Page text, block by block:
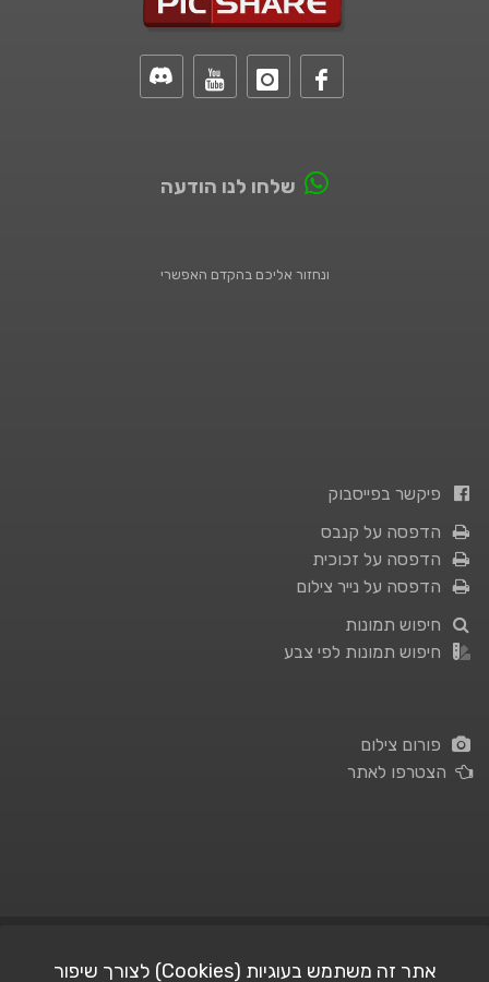
שלחו לנו הודעה
ונחזור אליכם בהקדם האפשרי
פיקשר בפייסבוק
הדפסה על קנבס
הדפסה על זכוכית
הדפסה על נייר צילום
חיפוש תמונות
חיפוש תמונות לפי צבע
פורום צילום
הצטרפו לאתר
אתר זה משתמש בעוגיות (Cookies) לצורך שיפור